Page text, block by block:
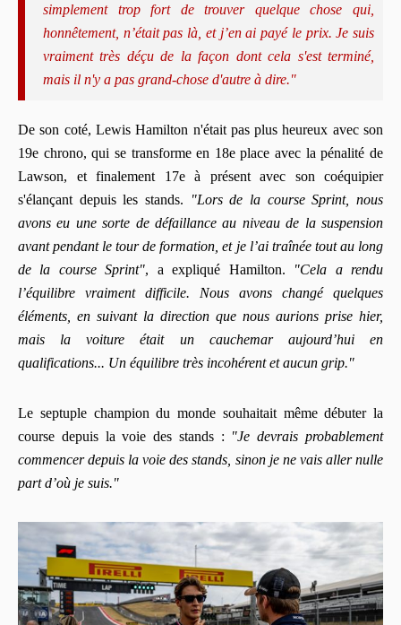
simplement trop fort de trouver quelque chose qui,
honnêtement, n’était pas là, et j’en ai payé le prix. Je suis
vraiment très déçu de la façon dont cela s'est terminé,
mais il n'y a pas grand-chose d'autre à dire."
De son coté, Lewis Hamilton n'était pas plus heureux avec son
19e chrono, qui se transforme en 18e place avec la pénalité de
Lawson, et finalement 17e à présent avec son coéquipier
s'élançant depuis les stands.
"Lors de la course Sprint, nous
avons eu une sorte de défaillance au niveau de la suspension
avant pendant le tour de formation, et je l’ai traînée tout au long
de la course Sprint", a expliqué Hamilton.
"Cela a rendu
l’équilibre vraiment difficile. Nous avons changé quelques
éléments, en suivant la direction que nous aurions prise hier,
mais la voiture était un cauchemar aujourd’hui en
qualifications... Un équilibre très incohérent et aucun grip."
Le septuple champion du monde souhaitait même débuter la
course depuis la voie des stands : "Je devrais probablement
commencer depuis la voie des stands, sinon je ne vais aller nulle
part d’où je suis."